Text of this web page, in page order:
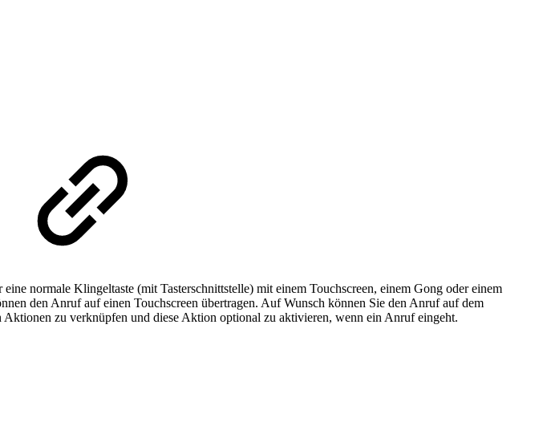
normale Klingeltaste (mit Tasterschnittstelle) mit einem Touchscreen, einem Gong oder einem
den Anruf auf einen Touchscreen übertragen. Auf Wunsch können Sie den Anruf auf dem
zu verknüpfen und diese Aktion optional zu aktivieren, wenn ein Anruf eingeht.